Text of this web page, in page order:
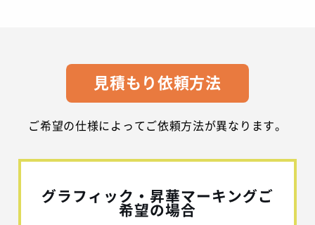
見積もり依頼方法
ご希望の仕様によってご依頼方法が異なります。
グラフィック・昇華マーキングご
希望の場合